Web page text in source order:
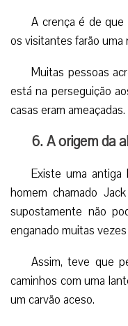
jovens e
de Deus.
5. A origem
travessuras? “
No Halloween, as
se disfarçar de seres
em casa exigindo
A crença é de que
os visitantes farão uma
está na perseguição
casas eram ameaçadas.